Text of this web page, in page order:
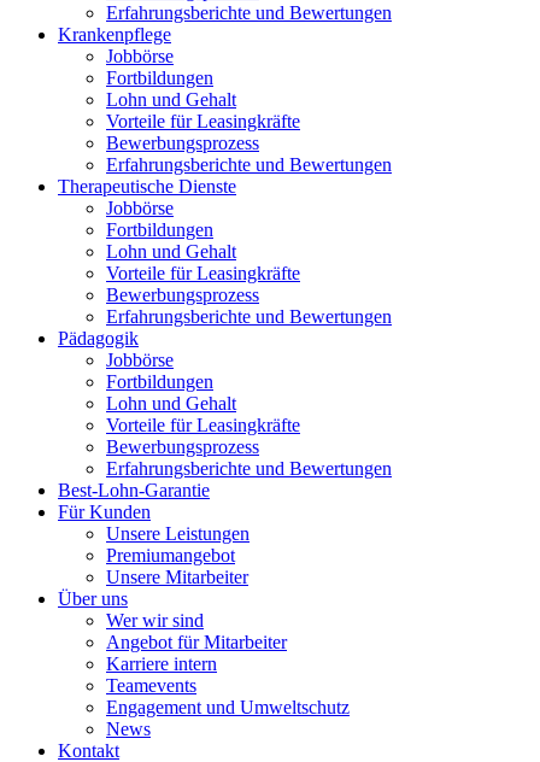
Erfahrungsberichte und Bewertungen
Krankenpflege
Jobbörse
Fortbildungen
Lohn und Gehalt
Vorteile für Leasingkräfte
Bewerbungsprozess
Erfahrungsberichte und Bewertungen
Therapeutische Dienste
Jobbörse
Fortbildungen
Lohn und Gehalt
Vorteile für Leasingkräfte
Bewerbungsprozess
Erfahrungsberichte und Bewertungen
Pädagogik
Jobbörse
Fortbildungen
Lohn und Gehalt
Vorteile für Leasingkräfte
Bewerbungsprozess
Erfahrungsberichte und Bewertungen
Best-Lohn-Garantie
Für Kunden
Unsere Leistungen
Premiumangebot
Unsere Mitarbeiter
Über uns
Wer wir sind
Angebot für Mitarbeiter
Karriere intern
Teamevents
Engagement und Umweltschutz
News
Kontakt